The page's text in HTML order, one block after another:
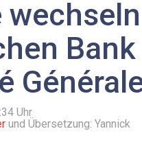
Uhr
und Übersetzung: Yannick